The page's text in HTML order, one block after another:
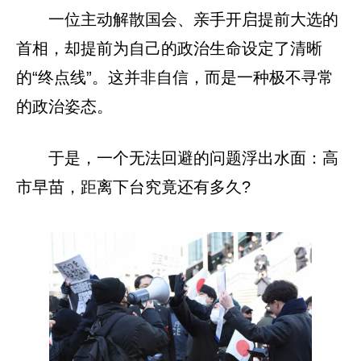
一位主动解散国会、亲手开启提前大选的
首相，却提前为自己的政治生命设定了清晰
的“终点线”。这并非自信，而是一种极不寻常
的政治姿态。
于是，一个无法回避的问题浮出水面：高
市早苗，距离下台究竟还有多久?